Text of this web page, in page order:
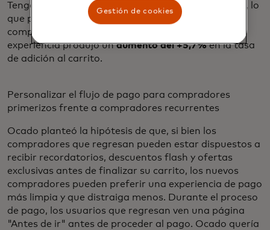
Tenga en cuenta que esta experiencia no tiene guía, lo
que permite a los compradores primerizos explorar
completamente el catálogo de productos. Esta
experiencia produjo unaumento del +5,7%en la tasa
de adición al carrito.
Personalizar el flujo de pago para compradores
primerizos frente a compradores recurrentes
Ocado planteó la hipótesis de que, si bien los
compradores que regresan pueden estar dispuestos a
recibir recordatorios, descuentos flash y ofertas
exclusivas antes de finalizar su carrito, los nuevos
compradores pueden preferir una experiencia de pago
más limpia y que distraiga menos. Durante el proceso
de pago, los usuarios que regresan ven una página
"Antes de ir" antes de proceder al pago. Ocado quería
Gestión de cookies